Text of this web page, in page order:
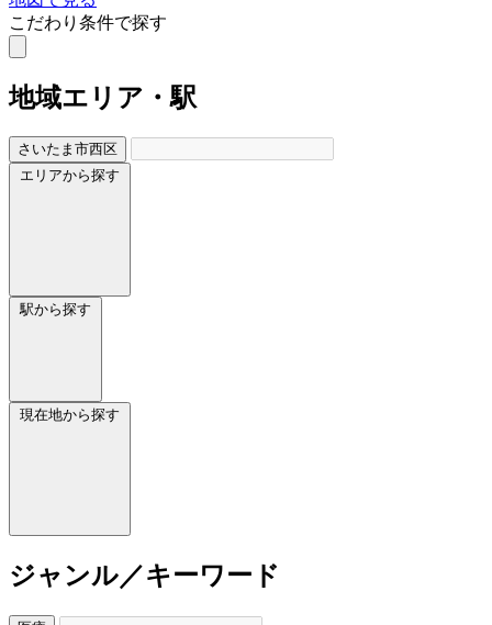
こだわり条件で探す
地域エリア・駅
さいたま市西区
エリアから探す
駅から探す
現在地から探す
ジャンル／キーワード